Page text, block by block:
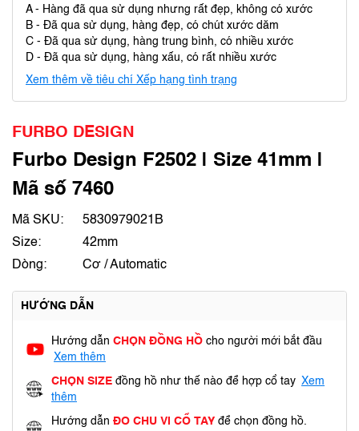
A - Hàng đã qua sử dụng nhưng rất đẹp, không có xước
B - Đã qua sử dụng, hàng đẹp, có chút xước dăm
C - Đã qua sử dụng, hàng trung bình, có nhiều xước
D - Đã qua sử dụng, hàng xấu, có rất nhiều xước
Xem thêm về tiêu chí Xếp hạng tình trạng
FURBO DESIGN
Furbo Design F2502 | Size 41mm |
Mã số 7460
Mã SKU:
5830979021B
Size:
42mm
Dòng:
Cơ / Automatic
HƯỚNG DẪN
Hướng dẫn CHỌN ĐỒNG HỒ cho người mới bắt đầu
Xem thêm
CHỌN SIZE đồng hồ như thế nào để hợp cổ tay Xem
thêm
Hướng dẫn ĐO CHU VI CỔ TAY để chọn đồng hồ.